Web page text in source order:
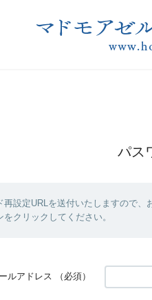
パス
再設定URLを送付いたしますので、
をクリックしてください。
ルアドレス （必須）